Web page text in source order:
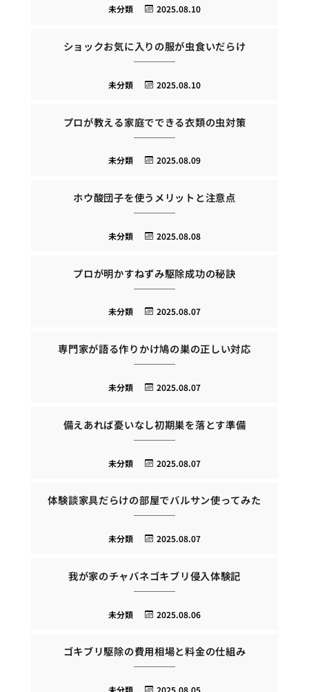
2025.08.10
未分類
ショックお気に入りの服が虫食いだらけ
2025.08.10
未分類
プロが教える家庭でできる衣類の虫対策
2025.08.09
未分類
ホウ酸団子を使うメリットと注意点
2025.08.08
未分類
プロが明かすねずみ駆除成功の秘訣
2025.08.07
未分類
専門家が語る作りかけ鳩の巣の正しい対応
2025.08.07
未分類
備えあれば憂いなし初期巣を落とす準備
2025.08.07
未分類
体験談家具だらけの部屋でバルサン使ってみた
2025.08.07
未分類
我が家のチャバネゴキブリ侵入体験記
2025.08.06
未分類
ゴキブリ駆除の費用相場と料金の仕組み
2025.08.05
未分類